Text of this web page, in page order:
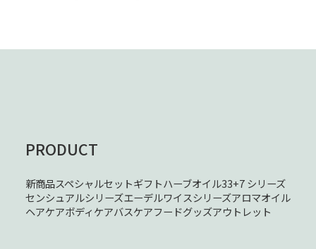
PRODUCT
新商品スペシャルセットギフトハーブオイル33+7 シリーズ
センシュアルシリーズエーデルワイスシリーズアロマオイル
ヘアケアボディケアバスケアフードグッズアウトレット